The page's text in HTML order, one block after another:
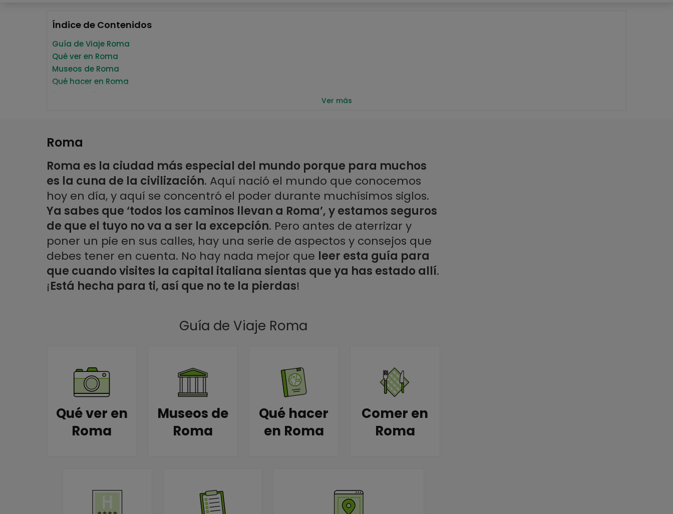
Índice de Contenidos
Guía de Viaje Roma
Qué ver en Roma
Museos de Roma
Qué hacer en Roma
Guía Post Viaje de Roma
Aeropuerto
Transporte
Alojamiento
Tiempo
Horarios comerciales
Precios
Consejos para visitar Roma
Historia de Roma
Descubre la capital de Italia
Ver más
Roma
Roma es la ciudad más especial del mundo porque para muchos
es la cuna de la civilización. Aquí nació el mundo que conocemos
hoy en día, y aquí se concentró el poder durante muchísimos siglos.
Ya sabes que ‘todos los caminos llevan a Roma’, y estamos seguros
de que el tuyo no va a ser la excepción. Pero antes de aterrizar y
poner un pie en sus calles, hay una serie de aspectos y consejos que
debes tener en cuenta. No hay nada mejor que leer esta guía para
que cuando visites la capital italiana sientas que ya has estado allí.
¡Está hecha para ti, así que no te la pierdas!
Guía de Viaje Roma
Qué ver en
Roma
Museos de
Roma
Qué hacer
en Roma
Comer en
Roma